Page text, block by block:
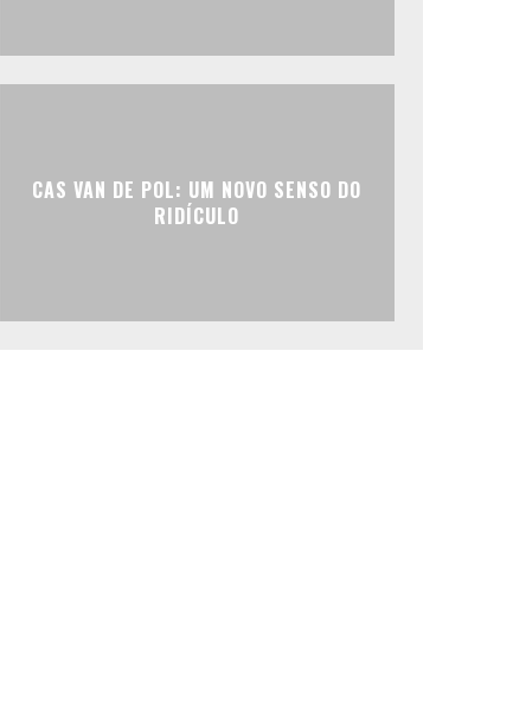
CAS VAN DE POL: UM NOVO SENSO DO
RIDÍCULO